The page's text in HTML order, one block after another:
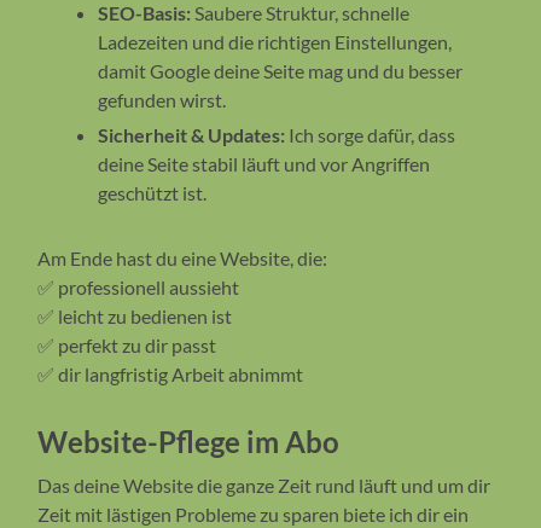
SEO-Basis: Saubere Struktur, schnelle
Ladezeiten und die richtigen Einstellungen,
damit Google deine Seite mag und du besser
gefunden wirst.
Sicherheit & Updates: Ich sorge dafür, dass
deine Seite stabil läuft und vor Angriffen
geschützt ist.
Am Ende hast du eine Website, die:
✅ professionell aussieht
✅ leicht zu bedienen ist
✅ perfekt zu dir passt
✅ dir langfristig Arbeit abnimmt
Website-Pflege im Abo
Das deine Website die ganze Zeit rund läuft und um dir
Zeit mit lästigen Probleme zu sparen biete ich dir ein